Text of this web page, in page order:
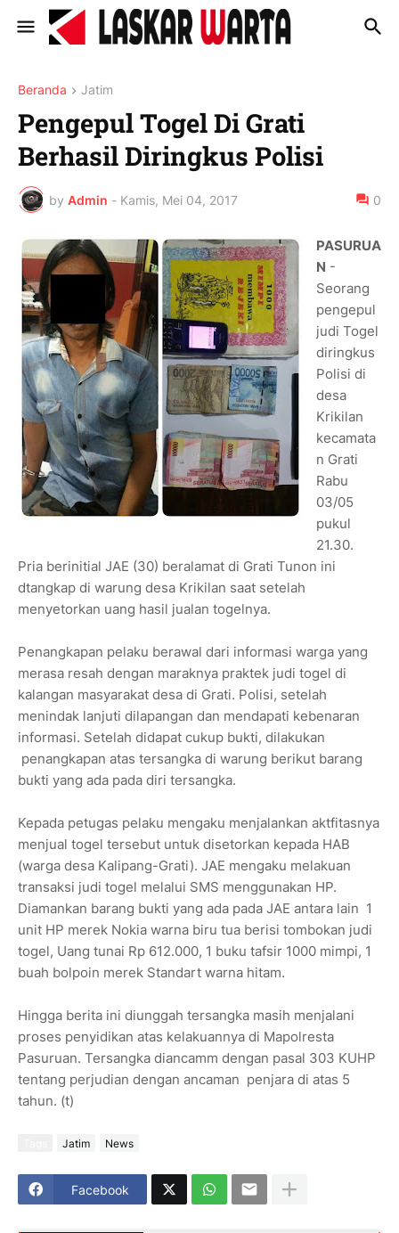
Beranda Jatim
Pengepul Togel Di Grati
Berhasil Diringkus Polisi
by Admin - Kamis, Mei 04, 2017 0
PASURUA
N -
Seorang
pengepul
judi Togel
diringkus
Polisi di
desa
Krikilan
kecamata
n Grati
Rabu
03/05
pukul
21.30.
Pria berinitial JAE (30) beralamat di Grati Tunon ini
dtangkap di warung desa Krikilan saat setelah
menyetorkan uang hasil jualan togelnya.
Penangkapan pelaku berawal dari informasi warga yang
merasa resah dengan maraknya praktek judi togel di
kalangan masyarakat desa di Grati. Polisi, setelah
menindak lanjuti dilapangan dan mendapati kebenaran
informasi. Setelah didapat cukup bukti, dilakukan
penangkapan atas tersangka di warung berikut barang
bukti yang ada pada diri tersangka.
Kepada petugas pelaku mengaku menjalankan aktfitasnya
menjual togel tersebut untuk disetorkan kepada HAB
(warga desa Kalipang-Grati). JAE mengaku melakuan
transaksi judi togel melalui SMS menggunakan HP.
Diamankan barang bukti yang ada pada JAE antara lain 1
unit HP merek Nokia warna biru tua berisi tombokan judi
togel, Uang tunai Rp 612.000, 1 buku tafsir 1000 mimpi, 1
buah bolpoin merek Standart warna hitam.
Hingga berita ini diunggah tersangka masih menjalani
proses penyidikan atas kelakuannya di Mapolresta
Pasuruan. Tersangka diancamm dengan pasal 303 KUHP
tentang perjudian dengan ancaman penjara di atas 5
tahun. (t)
Jatim News
Facebook